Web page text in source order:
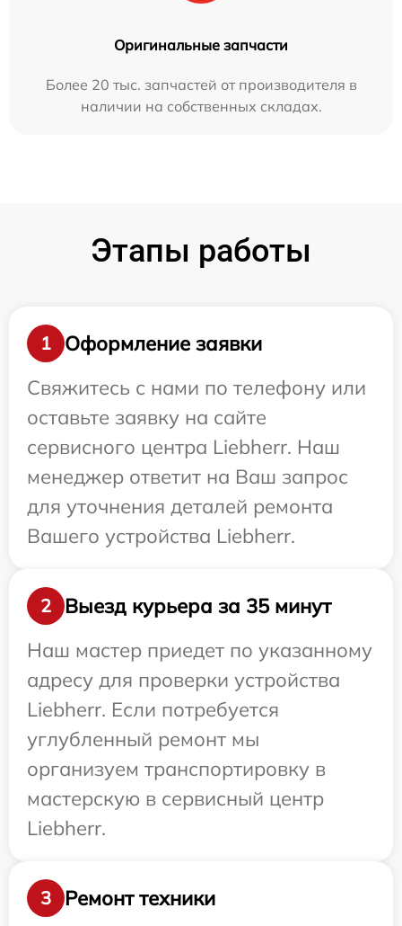
Оригинальные запчасти
Более 20 тыс. запчастей от производителя в
наличии на собственных складах.
Этапы работы
1
Оформление заявки
Свяжитесь с нами по телефону или
оставьте заявку на сайте
сервисного центра Liebherr. Наш
менеджер ответит на Ваш запрос
для уточнения деталей ремонта
Вашего устройства Liebherr.
2
Выезд курьера за 35 минут
Наш мастер приедет по указанному
адресу для проверки устройства
Liebherr. Если потребуется
углубленный ремонт мы
организуем транспортировку в
мастерскую в сервисный центр
Liebherr.
3 Ремонт техники